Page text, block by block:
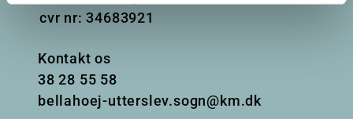
cvr nr: 34683921
Kontakt os
38 28 55 58
bellahoej-utterslev.sogn@km.dk